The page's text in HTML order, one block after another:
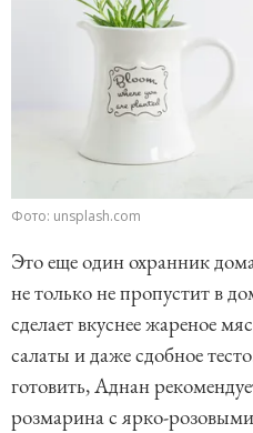
Фото: unsplash.com
Это еще один охранник
не только не пропустит в
сделает вкуснее жареное
салаты и даже сдобное
готовить, Аднан
розмарина с ярко-